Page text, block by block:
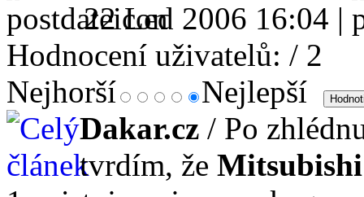
22 Led 2006 16:04 |
Hodnocení uživatelů: / 2
Nejhorší
Nejlepší
Dakar.cz / Po
tvrdím, že Mitsubishi